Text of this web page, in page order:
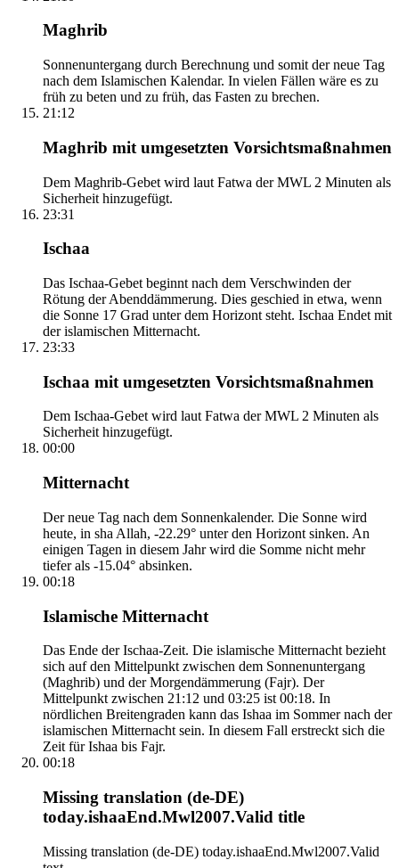
Maghrib
Sonnenuntergang durch Berechnung und somit der neue Tag
nach dem Islamischen Kalendar. In vielen Fällen wäre es zu
früh zu beten und zu früh, das Fasten zu brechen.
21:12
Maghrib mit umgesetzten Vorsichtsmaßnahmen
Dem Maghrib-Gebet wird laut Fatwa der MWL 2 Minuten als
Sicherheit hinzugefügt.
23:31
Ischaa
Das Ischaa-Gebet beginnt nach dem Verschwinden der
Rötung der Abenddämmerung. Dies geschied in etwa, wenn
die Sonne 17 Grad unter dem Horizont steht. Ischaa Endet mit
der islamischen Mitternacht.
23:33
Ischaa mit umgesetzten Vorsichtsmaßnahmen
Dem Ischaa-Gebet wird laut Fatwa der MWL 2 Minuten als
Sicherheit hinzugefügt.
00:00
Mitternacht
Der neue Tag nach dem Sonnenkalender. Die Sonne wird
heute, in sha Allah, -22.29° unter den Horizont sinken. An
einigen Tagen in diesem Jahr wird die Somme nicht mehr
tiefer als -15.04° absinken.
00:18
Islamische Mitternacht
Das Ende der Ischaa-Zeit. Die islamische Mitternacht bezieht
sich auf den Mittelpunkt zwischen dem Sonnenuntergang
(Maghrib) und der Morgendämmerung (Fajr). Der
Mittelpunkt zwischen 21:12 und 03:25 ist 00:18. In
nördlichen Breitengraden kann das Ishaa im Sommer nach der
islamischen Mitternacht sein. In diesem Fall erstreckt sich die
Zeit für Ishaa bis Fajr.
00:18
Missing translation (de-DE)
today.ishaaEnd.Mwl2007.Valid title
Missing translation (de-DE) today.ishaaEnd.Mwl2007.Valid